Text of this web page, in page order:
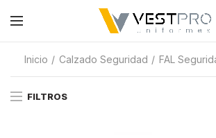
Inicio Calzado Seguridad FAL
FILTROS